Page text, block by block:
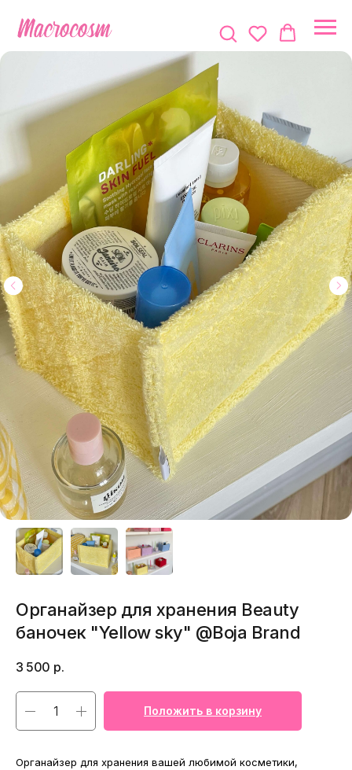
Органайзер для хранения Beauty
баночек "Yellow sky" @Boja Brand
3 500 р.
Положить в корзину
Органайзер для хранения вашей любимой косметики,